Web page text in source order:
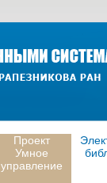
Проект
Умное
управление